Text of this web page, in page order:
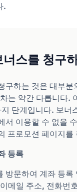
.
스를 청구
구하는 것은 대부분
는 약간 다릅니다.
단계입니다. 보너
서 이용할 수 없을
프로모션 페이지를
등록
방문하여 계좌 등록
메일 주소, 전화번